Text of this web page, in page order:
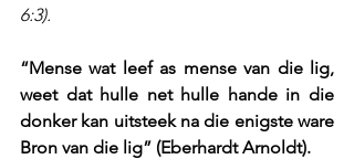
6:3).
“Mense wat leef as mense van die lig,
weet dat hulle net hulle hande in die
donker kan uitsteek na die enigste ware
Bron van die lig” (Eberhardt Arnoldt).